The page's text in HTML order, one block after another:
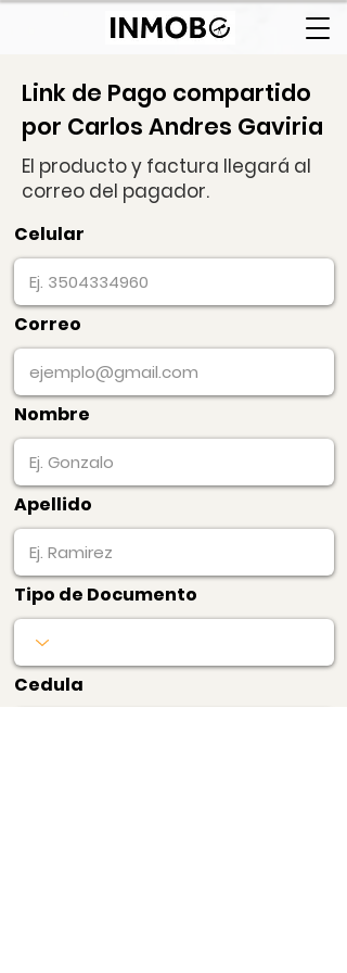
Link de Pago compartido
por Carlos Andres Gaviria
El producto y factura llegará al
correo del pagador.
Celular
Correo
Nombre
Apellido
Tipo de Documento
Cedula